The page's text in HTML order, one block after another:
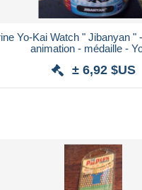
Yo-Kai Watch " Jibanyan "
animation - médaille -
± 6,92 $US